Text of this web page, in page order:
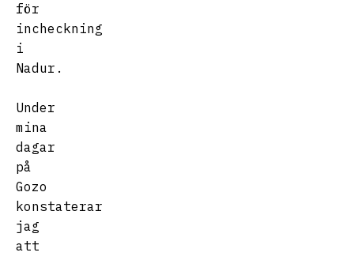
för
incheckning
i
Nadur.
Under
mina
dagar
på
Gozo
konstaterar
jag
att